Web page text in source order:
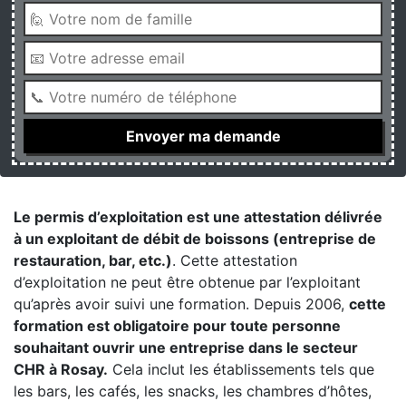
Le permis d’exploitation est une attestation délivrée
à un exploitant de débit de boissons (entreprise de
restauration, bar, etc.). Cette attestation
d’exploitation ne peut être obtenue par l’exploitant
qu’après avoir suivi une formation. Depuis 2006, cette
formation est obligatoire pour toute personne
souhaitant ouvrir une entreprise dans le secteur
CHR à Rosay. Cela inclut les établissements tels que
les bars, les cafés, les snacks, les chambres d’hôtes,